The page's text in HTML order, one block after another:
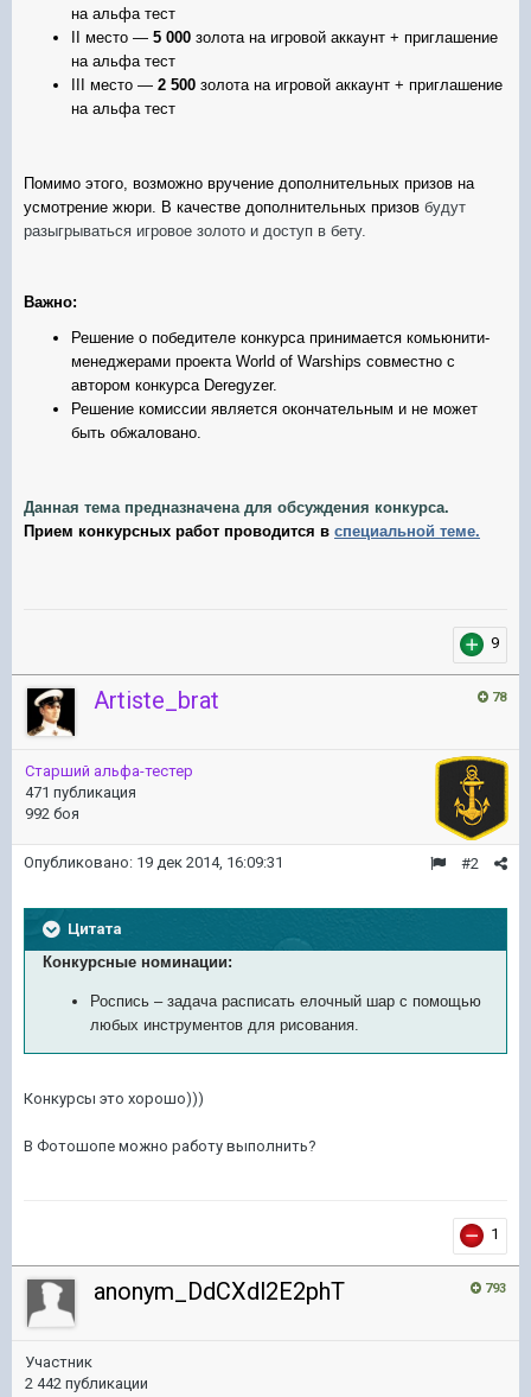
на альфа тест
II место — 5 000 золота на игровой аккаунт + приглашение
на альфа тест
III место — 2 500 золота на игровой аккаунт + приглашение
на альфа тест
Помимо этого, возможно вручение дополнительных призов на
усмотрение жюри. В качестве дополнительных призов будут
разыгрываться игровое золото и доступ в бету.
Важно:
Решение о победителе конкурса принимается комьюнити-
менеджерами проекта World of Warships совместно с
автором конкурса Deregyzer.
Решение комиссии является окончательным и не может
быть обжаловано.
Данная тема предназначена для обсуждения конкурса.
Прием конкурсных работ проводится в специальной теме.
9
78
Artiste_brat
Старший альфа-тестер
471 публикация
992 боя
#2
Опубликовано: 19 дек 2014, 16:09:31
Цитата
Конкурсные номинации:
Роспись – задача расписать елочный шар с помощью
любых инструментов для рисования.
Конкурсы это хорошо)))
В Фотошопе можно работу выполнить?
1
793
anonym_DdCXdl2E2phT
Участник
2 442 публикации